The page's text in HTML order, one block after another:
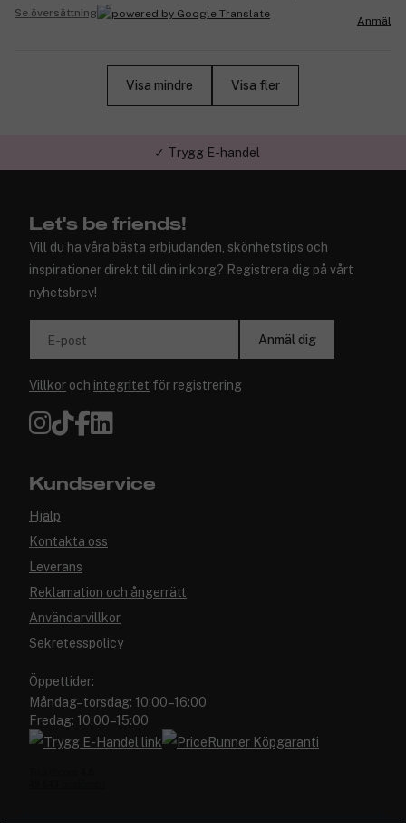
Se översättning
Anmäl
Visa mindre Visa fler
✓ Trygg E-handel
Let's be friends!
Vill du ha våra bästa erbjudanden, skönhetstips och
inspirationer direkt till din inkorg? Registrera dig på vårt
nyhetsbrev!
E-post Anmäl dig
Villkor och integritet för registrering
Kundservice
Hjälp
Kontakta oss
Leverans
Reklamation och ångerrätt
Användarvillkor
Sekretesspolicy
Öppettider:
Måndag–torsdag: 10:00–16:00
Fredag: 10:00–15:00